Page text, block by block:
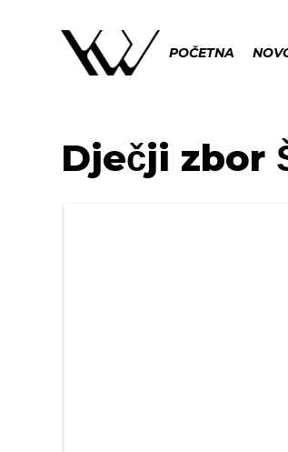
POČETNA
Dječji zbor